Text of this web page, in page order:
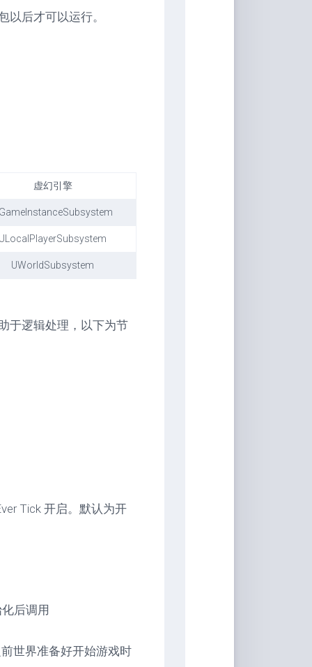
以后才可以运行。
虚幻引擎
UWorldSubsystem
于逻辑处理，以下为节
Tick 开启。默认为开
后调用
世界准备好开始游戏时